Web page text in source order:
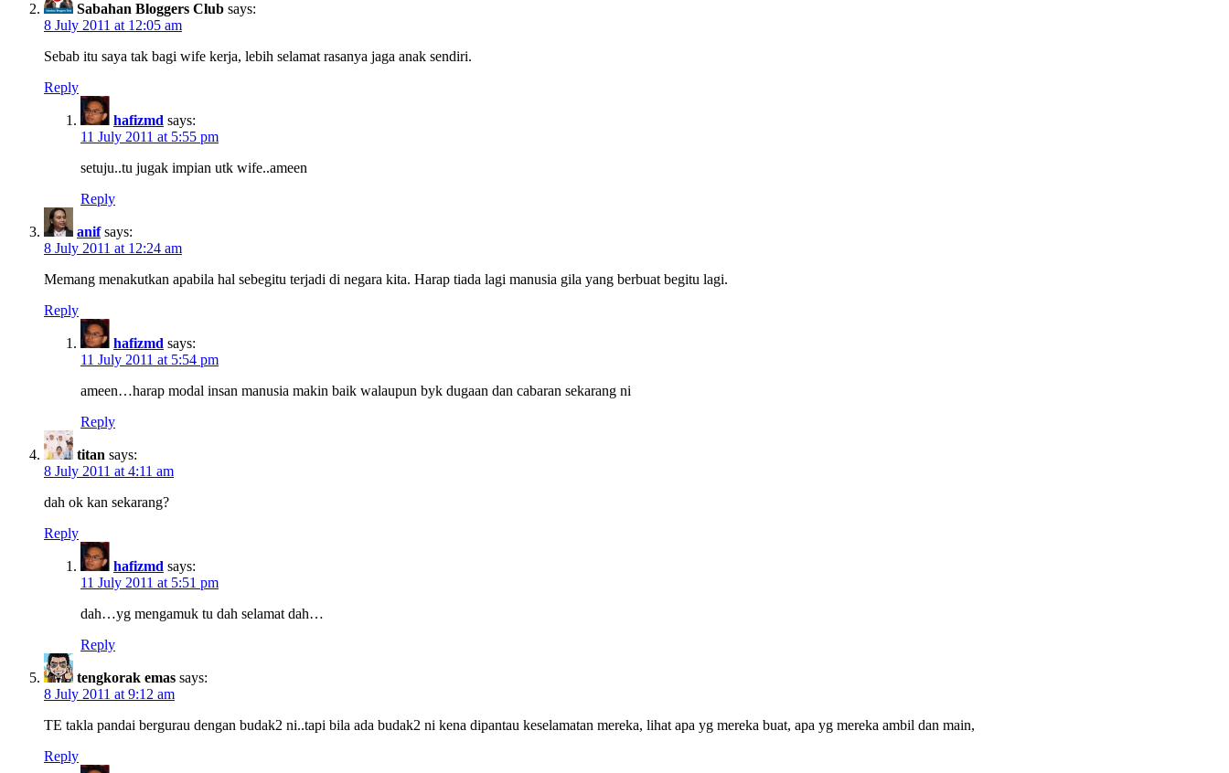
Sabahan Bloggers Club says:
8 July 2011 at 12:05 am
Sebab itu saya tak bagi wife kerja, lebih selamat rasanya jaga anak sendiri.
Reply
hafizmd says:
11 July 2011 at 5:55 pm
setuju..tu jugak impian utk wife..ameen
Reply
anif says:
8 July 2011 at 12:24 am
Memang menakutkan apabila hal sebegitu terjadi di negara kita. Harap tiada lagi manusia gila yang berbuat begitu lagi.
Reply
hafizmd says:
11 July 2011 at 5:54 pm
ameen…harap modal insan manusia makin baik walaupun byk dugaan dan cabaran sekarang ni
Reply
titan says:
8 July 2011 at 4:11 am
dah ok kan sekarang?
Reply
hafizmd says:
11 July 2011 at 5:51 pm
dah…yg mengamuk tu dah selamat dah…
Reply
tengkorak emas says:
8 July 2011 at 9:12 am
TE takla pandai bergurau dengan budak2 ni..tapi bila ada budak2 ni kena dipantau keselamatan mereka, lihat apa yg mereka buat, apa yg mereka ambil dan main,
Reply